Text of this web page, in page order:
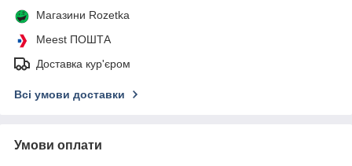
Магазини Rozetka
Meest ПОШТА
Доставка кур'єром
Всі умови доставки
Умови оплати